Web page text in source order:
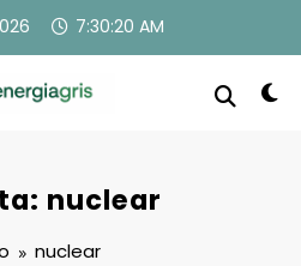
7:30:20 AM
nuclear
nuclear